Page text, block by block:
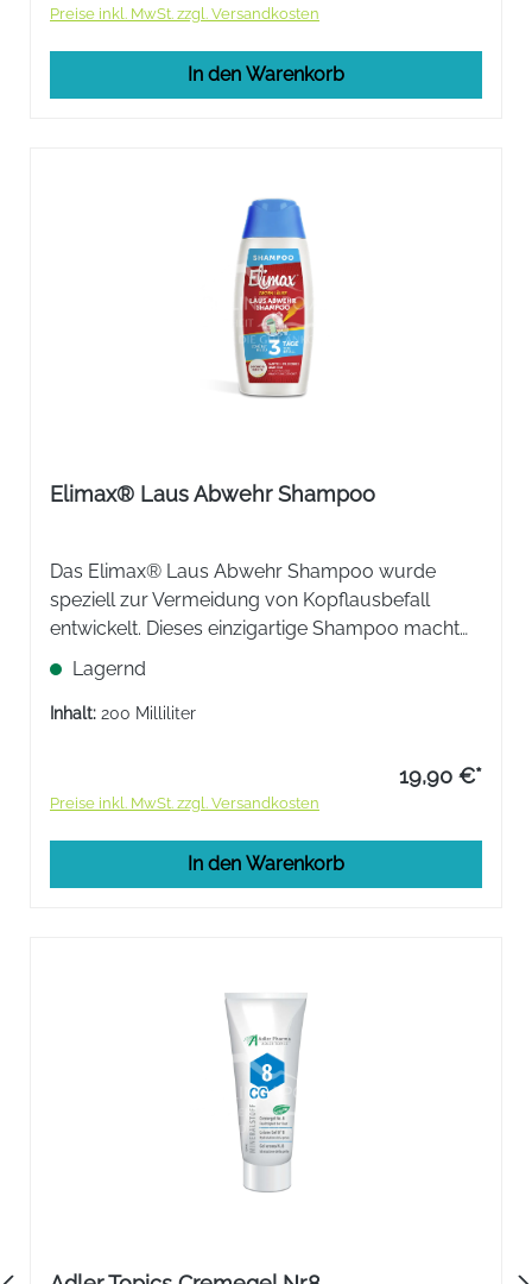
Preise inkl. MwSt. zzgl. Versandkosten
In den Warenkorb
Elimax® Laus Abwehr Shampoo
Das Elimax® Laus Abwehr Shampoo wurde
speziell zur Vermeidung von Kopflausbefall
entwickelt. Dieses einzigartige Shampoo macht
das Haar unattraktiv für Läuse und wäscht,
befeuchtet und pflegt das Haar.
Lagernd
Inhalt: 200 Milliliter
19,90 €*
Preise inkl. MwSt. zzgl. Versandkosten
In den Warenkorb